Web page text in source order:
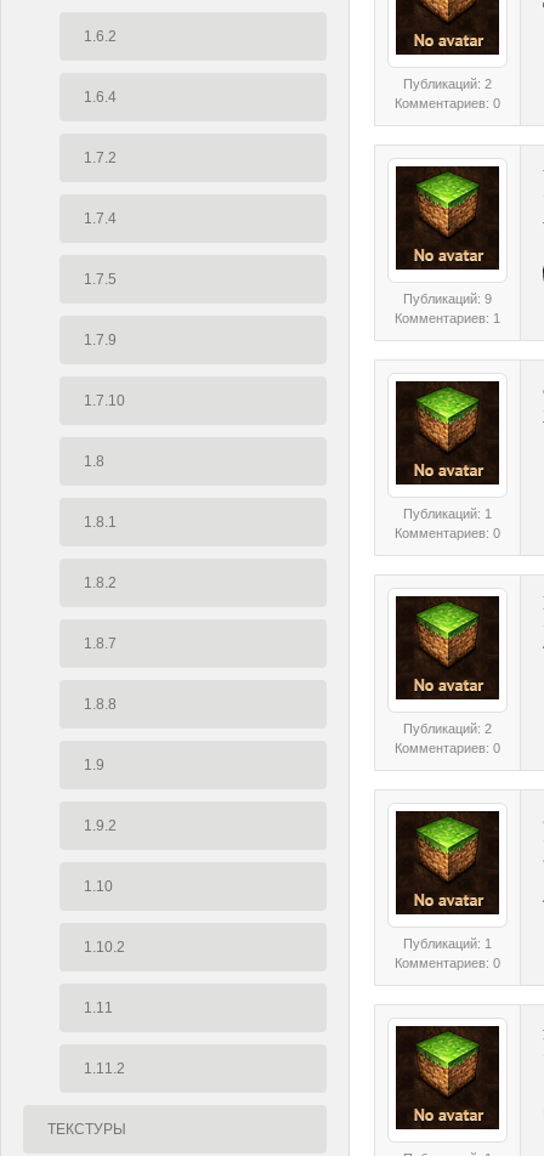
1.6.2
1.6.4
1.7.2
1.7.4
1.7.5
1.7.9
1.7.10
1.8
1.8.1
1.8.2
1.8.7
1.8.8
1.9
1.9.2
1.10
1.10.2
1.11
1.11.2
ТЕКСТУРЫ
Публикаций: 2
Комментариев: 0
Публикаций: 9
Комментариев: 1
Публикаций: 1
Комментариев: 0
Публикаций: 2
Комментариев: 0
Публикаций: 1
Комментариев: 0